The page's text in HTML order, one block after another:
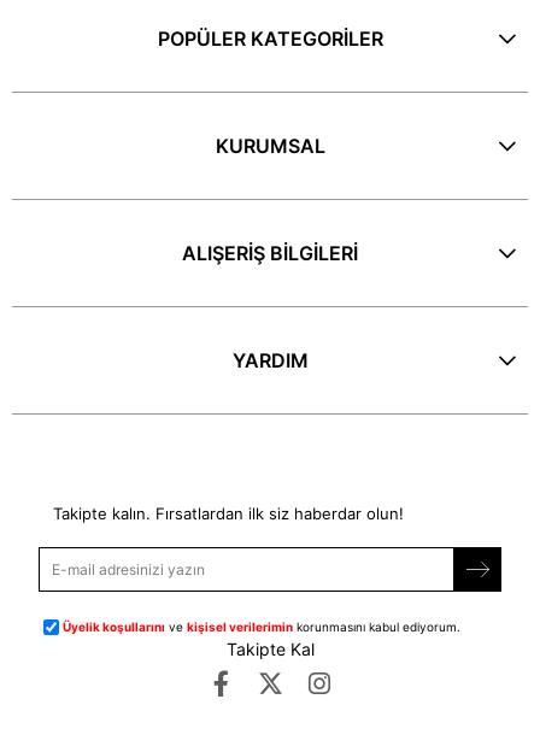
POPÜLER KATEGORİLER
KURUMSAL
ALIŞERİŞ BİLGİLERİ
YARDIM
Takipte kalın. Fırsatlardan ilk siz haberdar olun!
Üyelik koşullarını vekişisel verilerimin korunmasını kabul ediyorum.
Takipte Kal